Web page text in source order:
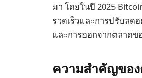
มา โดยในปี 2025
รวดเร็วและการปรับล
และการออกจากตลาดข
ความสำคัญขอ